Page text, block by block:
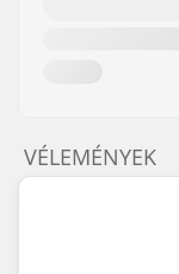
VÉLEMÉNYEK